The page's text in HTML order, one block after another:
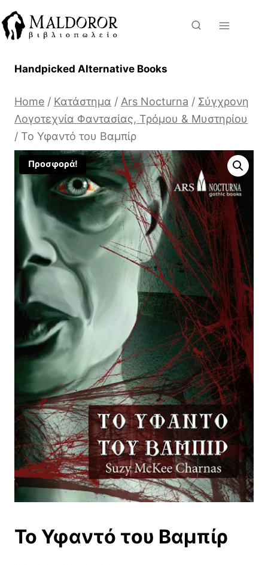
to
content
Handpicked Alternative Books
Home / Κατάστημα / Ars Nocturna / Σύγχρονη
Λογοτεχνία Φαντασίας, Τρόμου & Μυστηρίου
/ Το Υφαντό του Βαμπίρ
Προσφορά!
Το Υφαντό του Βαμπίρ